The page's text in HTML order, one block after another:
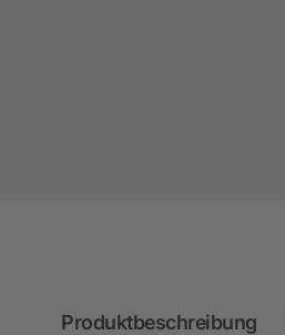
Produktbeschreibung